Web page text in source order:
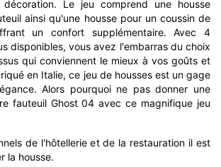
Le jeu comprend une housse
ainsi qu'une housse pour un coussin de
un confort supplémentaire. Avec 4
disponibles, vous avez l'embarras du choix
qui conviennent le mieux à vos goûts et
en Italie, ce jeu de housses est un gage
Alors pourquoi ne pas donner une
fauteuil Ghost 04 avec ce magnifique jeu
de l'hôtellerie et de la restauration il est
la housse.